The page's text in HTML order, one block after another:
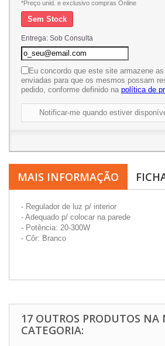
*Preço unid. e exclusivo compras Online
Sem Stock
Entrega: Sob Consulta
Eu concordo que este site armazene
enviadas para que os mesmos possam
pedido, conforme definido na política de
Notificar-me quando estiver
MAIS INFORMAÇÃO
- Regulador de luz p/ interior
- Adequado p/ colocar na parede
- Potência: 20-300W
- Côr: Branco
17 OUTROS PRODUTOS NA
CATEGORIA: